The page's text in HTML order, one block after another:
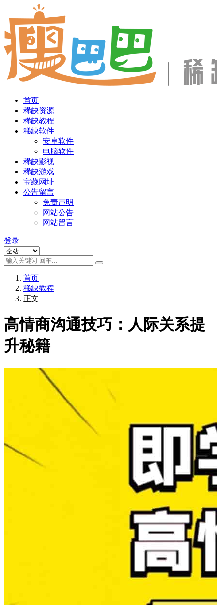
首页
稀缺资源
稀缺教程
稀缺软件
安卓软件
电脑软件
稀缺影视
稀缺游戏
宝藏网址
公告留言
免责声明
网站公告
网站留言
登录
首页
稀缺教程
正文
高情商沟通技巧：人际关系提
升秘籍